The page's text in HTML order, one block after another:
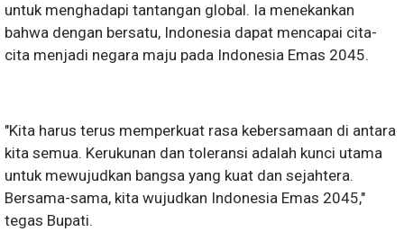
untuk menghadapi tantangan global. Ia menekankan
bahwa dengan bersatu, Indonesia dapat mencapai cita-
cita menjadi negara maju pada Indonesia Emas 2045.
"Kita harus terus memperkuat rasa kebersamaan di antara
kita semua. Kerukunan dan toleransi adalah kunci utama
untuk mewujudkan bangsa yang kuat dan sejahtera.
Bersama-sama, kita wujudkan Indonesia Emas 2045,"
tegas Bupati.